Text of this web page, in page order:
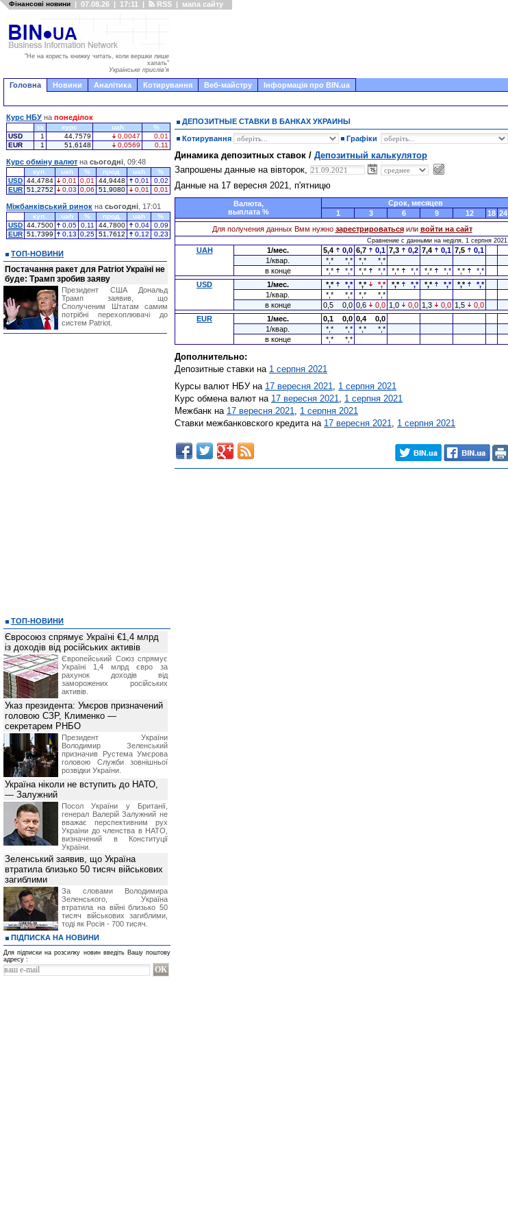
Фінансові новини | 07.08.26 | 17:11 | RSS | мапа сайту
"Не на користь книжку читать, коли вершки лише
хапать"
Українське прислів'я
Головна Новини Аналітика Котирування Веб-майстру Інформація про BIN.ua
ДЕПОЗИТНЫЕ СТАВКИ В БАНКАХ УКРАИНЫ
Котирування Графіки
Динамика депозитных ставок / Депозитный калькулятор
Запрошены данные на вівторок,
Данные на 17 вересня 2021, п'ятницю
Валюта,
выплата %
Срок, месяцев
1
3 6 9 12 18 24
Для получения данных Вмм нужно зарестрироватьсяили войти на сайт
Сравнение с данными на неділя, 1 серпня 2021
UAH 1/мес. 5,4 0,0 6,7 0,1 7,3 0,2 7,4 0,1 7,5
0,1
1/квар.
*,* *,* *,*
*,*
в конце
*,* *,* *,* *,* *,* *,* *,* *,* *,*
*,*
USD
1/мес. *,* *,* *,* *,* *,* *,* *,* *,* *,*
*,*
1/квар.
*,* *,* *,*
*,*
в конце
0,5 0,0 0,6 0,0 1,0 0,0 1,3 0,0 1,5
0,0
EUR
1/мес. 0,1 0,0 0,4
0,0
1/квар.
*,* *,* *,*
*,*
в конце
*,* *,*
Дополнительно:
Депозитные ставки на 1 серпня 2021
Курсы валют НБУ на 17 вересня 2021, 1 серпня 2021
Курс обмена валют на 17 вересня 2021, 1 серпня 2021
Межбанк на 17 вересня 2021, 1 серпня 2021
Ставки межбанковского кредита на 17 вересня 2021, 1 серпня 2021
Курс НБУ на понеділок
за курс uah
%
USD
1 44,7579 0,0047
0,01
EUR
1 51,6148 0,0569 0,11
Курс обміну валют на сьогодні , 09:48
куп. uah % прод. uah
%
USD 44,4784 0,01 0,01 44,9448 0,01
0,02
EUR 51,2752 0,03 0,06 51,9080 0,01 0,01
Міжбанківський ринок на сьогодні , 17:01
куп. uah % прод. uah
%
USD 44,7500 0,05 0,11 44,7800 0,04
0,09
EUR 51,7399 0,13 0,25 51,7612 0,12 0,23
ТОП-НОВИНИ
Постачання ракет для Patriot Україні не
буде: Трамп зробив заяву
Президент США Дональд
Трамп заявив, що
Сполученим Штатам самим
потрібні перехоплювачі до
систем Patriot.
ТОП-НОВИНИ
Євросоюз спрямує Україні €1,4 млрд
із доходів від російських активів
Європейський Союз спрямує
Україні 1,4 млрд євро за
рахунок доходів від
заморожених російських
активів.
Указ президента: Умєров призначений
головою СЗР, Клименко —
секретарем РНБО
Президент України
Володимир Зеленський
призначив Pустема Умєрова
головою Служби зовнішньої
розвідки України.
Україна ніколи не вступить до НАТО,
— Залужний
Посол України у Британії,
генерал Валерій Залужний не
вважає перспективним рух
України до членства в НАТО,
визначений в Конституції
України.
Зеленський заявив, що Україна
втратила близько 50 тисяч військових
загиблими
За словами Володимира
Зеленського, Україна
втратила на війні близько 50
тисяч військових загиблими,
тоді як Росія - 700 тисяч.
ПІДПИСКА НА НОВИНИ
Для підписки на розсилку новин введіть Вашу поштову
адресу :